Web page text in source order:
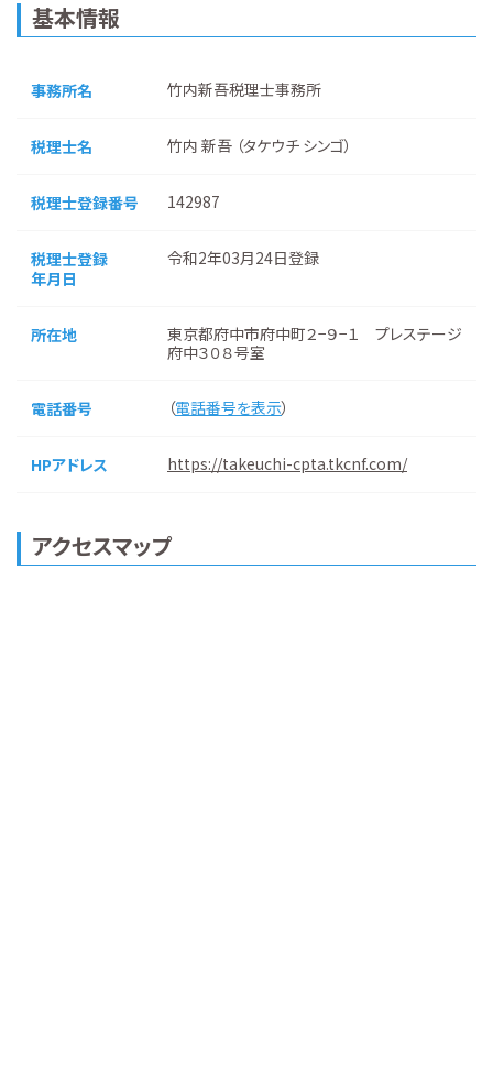
基本情報
事務所名 竹内新吾税理士事務所
税理士名 竹内 新吾 （タケウチ シンゴ）
税理士登録番号 142987
税理士登録
年月日
令和2年03月24日登録
所在地
東京都府中市府中町２−９−１ プレステージ
府中３０８号室
電話番号 （電話番号を表示）
HPアドレス https://takeuchi-cpta.tkcnf.com/
アクセスマップ